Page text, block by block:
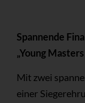
Spannende
„Young
Mit zwei
einer